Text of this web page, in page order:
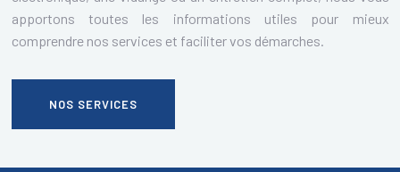
apportons toutes les informations utiles pour mieux
comprendre nos services et faciliter vos démarches.
NOS SERVICES